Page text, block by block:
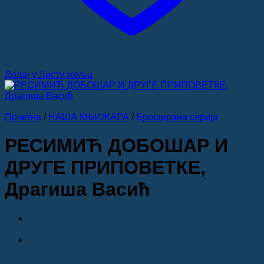
Додај у Листу жеља
Почетна / НАША КЊИЖАРА / Броширана серија
РЕСИМИЋ ДОБОШАР И
ДРУГЕ ПРИПОВЕТКЕ,
Драгиша Васић